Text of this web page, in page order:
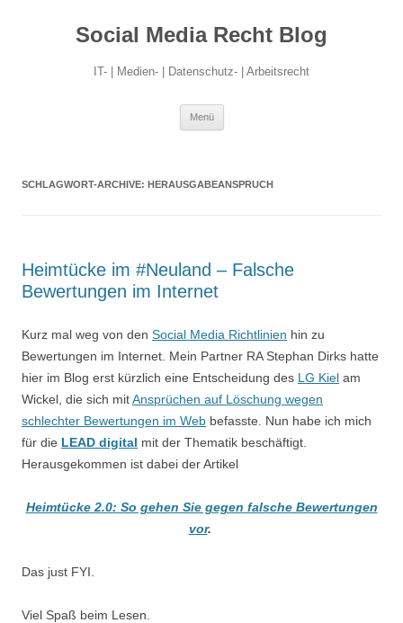
Social Media Recht Blog
IT- | Medien- | Datenschutz- | Arbeitsrecht
Menü
SCHLAGWORT-ARCHIVE: HERAUSGABEANSPRUCH
Heimtücke im #Neuland – Falsche
Bewertungen im Internet
Kurz mal weg von den Social Media Richtlinien hin zu
Bewertungen im Internet. Mein Partner RA Stephan Dirks hatte
hier im Blog erst kürzlich eine Entscheidung des LG Kiel am
Wickel, die sich mitAnsprüchen auf Löschung wegen
schlechter Bewertungen im Web befasste. Nun habe ich mich
für die LEAD digital mit der Thematik beschäftigt.
Herausgekommen ist dabei der Artikel
Heimtücke 2.0: So gehen Sie gegen falsche Bewertungen
vor.
Das just FYI.
Viel Spaß beim Lesen.